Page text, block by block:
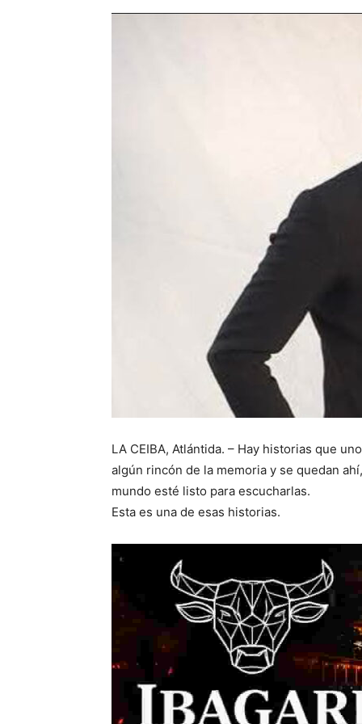
LA CEIBA, Atlántida. – Hay historias que
algún rincón de la memoria y se quedan
mundo esté listo para escucharlas.
Esta es una de esas historias.